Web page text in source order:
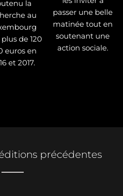
la
au
de 120
euros en
et 2017.
passer une belle
matinée tout en
soutenant une
action sociale.
précédentes